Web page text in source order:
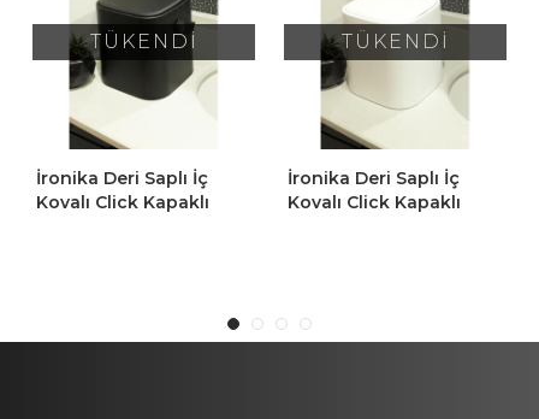
TÜKENDİ
İronika Deri Saplı İç
Kovalı Click Kapaklı
TÜKENDİ
İronika Katlanır
Akordiyon Asılabilir Çöp